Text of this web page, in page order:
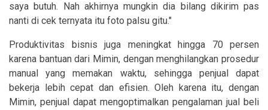
saya butuh. Nah akhirnya mungkin dia bilang dikirim pas
nanti di cek ternyata itu foto palsu gitu."
Produktivitas bisnis juga meningkat hingga 70 persen
karena bantuan dari Mimin, dengan menghilangkan prosedur
manual yang memakan waktu, sehingga penjual dapat
bekerja lebih cepat dan efisien. Oleh karena itu, dengan
Mimin, penjual dapat mengoptimalkan pengalaman jual beli